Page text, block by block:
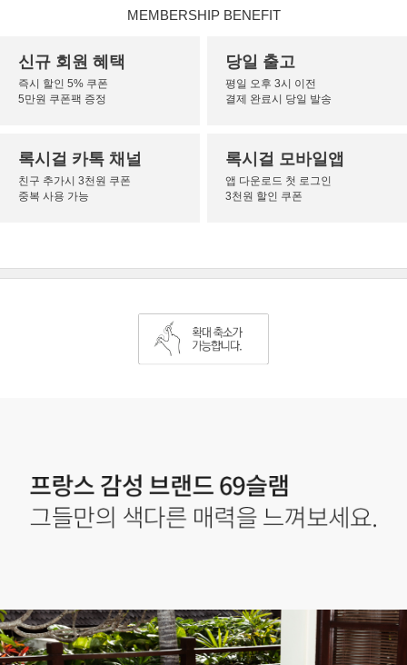
MEMBERSHIP BENEFIT
신규 회원 혜택
즉시 할인 5% 쿠폰
5만원 쿠폰팩 증정
당일 출고
평일 오후 3시 이전
결제 완료시 당일 발송
록시걸 카톡 채널
친구 추가시 3천원 쿠폰
중복 사용 가능
록시걸 모바일앱
앱 다운로드 첫 로그인
3천원 할인 쿠폰